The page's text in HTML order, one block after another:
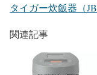
タイガー炊飯器（
関連記事